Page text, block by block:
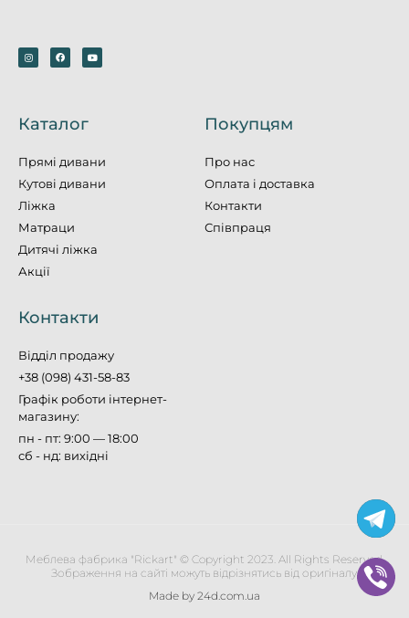
Каталог
Прямі дивани
Кутові дивани
Ліжка
Матраци
Дитячі ліжка
Акції
Покупцям
Про нас
Оплата і доставка
Контакти
Співпраця
Контакти
Відділ продажу
+38 (098) 431-58-83
Графік роботи інтернет-
магазину:
пн - пт: 9:00 — 18:00
сб - нд: вихідні
Меблева фабрика "Rickart" © Copyright 2023. All Rights Reserved.
Зображення на сайті можуть відрізнятись від оригіналу.
Made by 24d.com.ua